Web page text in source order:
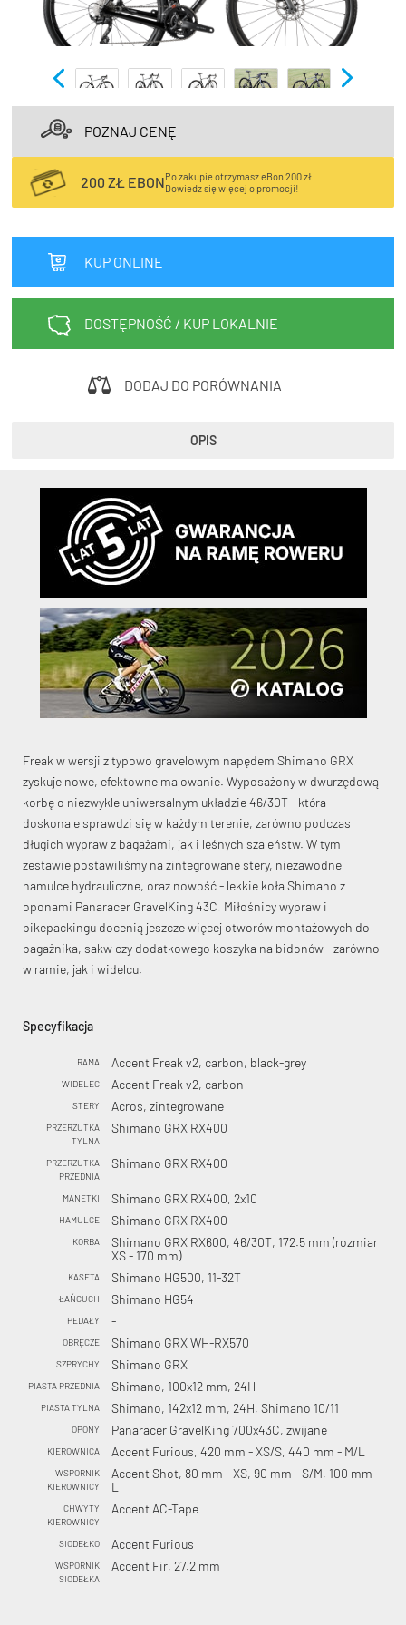
Kup bon podarunkowy
zakupy!
Sprawdź teraz >>>
Kup bon podarunkowy
WYPRZEDAŻ
OUTLET
KryptoFlex Key Cable
34,90 zł* 89,00 zł*
NOWOŚCI
BONY
PROMOCJE
EN
POZNAJ CENĘ
200 ZŁ EBONPo zakupie otrzymasz eBon 200 zł
Dowiedz się więcej o promocji!
KUP ONLINE
DOSTĘPNOŚĆ / KUP LOKALNIE
DODAJ DO PORÓWNANIA
OPIS
Freak w wersji z typowo gravelowym napędem Shimano GRX
zyskuje nowe, efektowne malowanie. Wyposażony w dwurzędową
korbę o niezwykle uniwersalnym układzie 46/30T - która
doskonale sprawdzi się w każdym terenie, zarówno podczas
długich wypraw z bagażami, jak i leśnych szaleństw. W tym
zestawie postawiliśmy na zintegrowane stery, niezawodne
hamulce hydrauliczne, oraz nowość - lekkie koła Shimano z
oponami Panaracer GravelKing 43C. Miłośnicy wypraw i
bikepackingu docenią jeszcze więcej otworów montażowych do
bagażnika, sakw czy dodatkowego koszyka na bidonów - zarówno
w ramie, jak i widelcu.
Specyfikacja
RAMA Accent Freak v2, carbon, black-grey
WIDELEC Accent Freak v2, carbon
STERY Acros, zintegrowane
PRZERZUTKA
TYLNA
Shimano GRX RX400
PRZERZUTKA
PRZEDNIA
Shimano GRX RX400
MANETKI Shimano GRX RX400, 2x10
HAMULCE Shimano GRX RX400
KORBA
Shimano GRX RX600, 46/30T, 172.5 mm (rozmiar
XS - 170 mm)
KASETA Shimano HG500, 11-32T
ŁAŃCUCH Shimano HG54
PEDAŁY -
OBRĘCZE Shimano GRX WH-RX570
SZPRYCHY Shimano GRX
PIASTA PRZEDNIA Shimano, 100x12 mm, 24H
PIASTA TYLNA Shimano, 142x12 mm, 24H, Shimano 10/11
OPONY Panaracer GravelKing 700x43C, zwijane
KIEROWNICA Accent Furious, 420 mm - XS/S, 440 mm - M/L
WSPORNIK
KIEROWNICY
Accent Shot, 80 mm - XS, 90 mm - S/M, 100 mm -
L
CHWYTY
KIEROWNICY
Accent AC-Tape
SIODEŁKO Accent Furious
WSPORNIK
SIODEŁKA
Accent Fir, 27.2 mm